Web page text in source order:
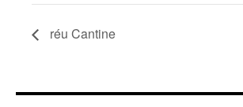
réu Cantine